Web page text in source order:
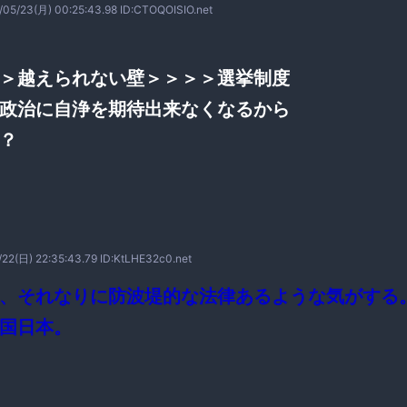
23(月) 00:25:43.98 ID:CTOQOISIO.net
越えられない壁＞＞＞＞選挙制度
治に自浄を期待出来なくなるから
日) 22:35:43.79 ID:KtLHE32c0.net
それなりに防波堤的な法律あるような気がする
日本。